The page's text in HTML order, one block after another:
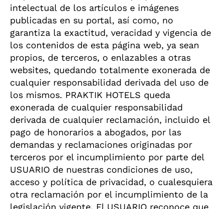
intelectual de los artículos e imágenes
publicadas en su portal, así como, no
garantiza la exactitud, veracidad y vigencia de
los contenidos de esta página web, ya sean
propios, de terceros, o enlazables a otras
websites, quedando totalmente exonerada de
cualquier responsabilidad derivada del uso de
los mismos. PRAKTIK HOTELS queda
exonerada de cualquier responsabilidad
derivada de cualquier reclamación, incluido el
pago de honorarios a abogados, por las
demandas y reclamaciones originadas por
terceros por el incumplimiento por parte del
USUARIO de nuestras condiciones de uso,
acceso y política de privacidad, o cualesquiera
otra reclamación por el incumplimiento de la
legislación vigente. El USUARIO reconoce que